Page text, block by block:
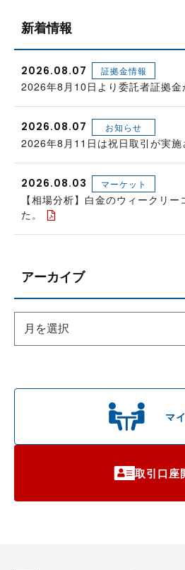
マ
取引口座
新着情報
2026.08.07 証拠金情報
2026年8月10日より委託者証拠金
2026.08.07 お知らせ
2026年8月11日は祝日取引が実施
2026.08.03 マーケット
【相場分析】白金のウィークリ
た。
アーカイブ